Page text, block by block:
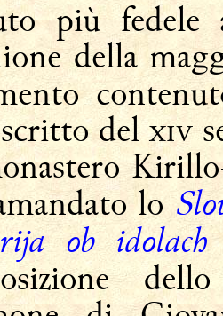
più fedele
della
del 
lo
ob